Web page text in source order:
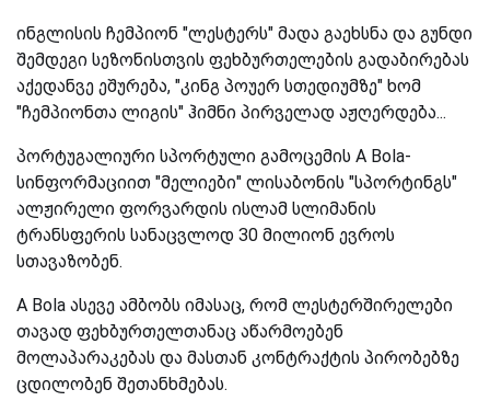
ინგლისის ჩემპიონ "ლესტერს" მადა გაეხსნა და გუნდი
შემდეგი სეზონისთვის ფეხბურთელების გადაბირებას
აქედანვე ეშურება, "კინგ პოუერ სთედიუმზე" ხომ
"ჩემპიონთა ლიგის" ჰიმნი პირველად აჟღერდება...
პორტუგალიური სპორტული გამოცემის A Bola-
სინფორმაციით "მელიები" ლისაბონის "სპორტინგს"
ალჟირელი ფორვარდის ისლამ სლიმანის
ტრანსფერის სანაცვლოდ 30 მილიონ ევროს
სთავაზობენ.
A Bola ასევე ამბობს იმასაც, რომ ლესტერშირელები
თავად ფეხბურთელთანაც აწარმოებენ
მოლაპარაკებას და მასთან კონტრაქტის პირობებზე
ცდილობენ შეთანხმებას.